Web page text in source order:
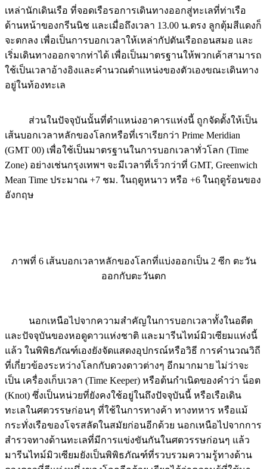
ด้านหน้าของกรีนนิช และเมื่อถึงเวลา 13.00 น.ตรง ลูกตุ้มสีแดงก็
จะตกลง เพื่อเป็นการบอกเวลาให้เหล่ากัปตันเรือถอนสมอ และ
เริ่มเดินทางออกจากท่าได้ เพื่อเป็นมาตรฐานให้พวกเค้าสามารถ
ใช้เป็นเวลาอ้างอิงและคำนวณตำแหน่งของตัวเองขณะเดินทาง
อยู่ในท้องทะเล
เส้นบอกเวลาหลักของโลกหรือที่เราเรียกว่า Prime Meridian
(GMT 00) เพื่อใช้เป็นมาตรฐานในการบอกเวลาทั่วโลก (Time
Zone) อย่างเช่นกรุงเทพฯ จะมีเวลาที่เร็วกว่าที่ GMT, Greenwich
Mean Time ประมาณ +7 ชม. ในฤดูหนาว หรือ +6 ในฤดูร้อนของ
อังกฤษ
ออกกับตะวันตก
และปัจจุบันของหอดูดาวแห่งชาติ และมารีนไทม์มิวเซียมแห่งนี้
แล้ว ในพิพิธภัณฑ์เองยังจัดแสดงอุปกรณ์หรือวิธี การคำนวณวิถี
ที่เกี่ยวข้องระหว่างโลกกับดวงดาวต่างๆ อีกมากมาย ไม่ว่าจะ
เป็น เครื่องเก็บเวลา (Time Keeper) หรือต้นกำเนิดของคำว่า น็อต
(Knot) ซึ่งเป็นหน่วยที่ยังคงใช้อยู่ในถึงปัจจุบันนี้ หรือเรือเดิน
ทะเลในศตวรรษก่อนๆ ที่ใช้ในการทางค้า ทางทหาร หรือแม้
กระทั่งเรือของโจรสลัดในสมัยก่อนอีกด้วย นอกเหนือไปจากการ
สำรวจทางด้านทะเลที่มีการแข่งขันกันในศตวรรษก่อนๆ แล้ว
มารีนไทม์มิวเซียมยังเป็นพิพิธภัณฑ์ที่รวบรวมความรู้ทางด้าน
ดวงดาวที่ดีแห่งหนึ่งของโลกอีกด้วย เรียกได้ว่าความรู้ที่ใช้มา